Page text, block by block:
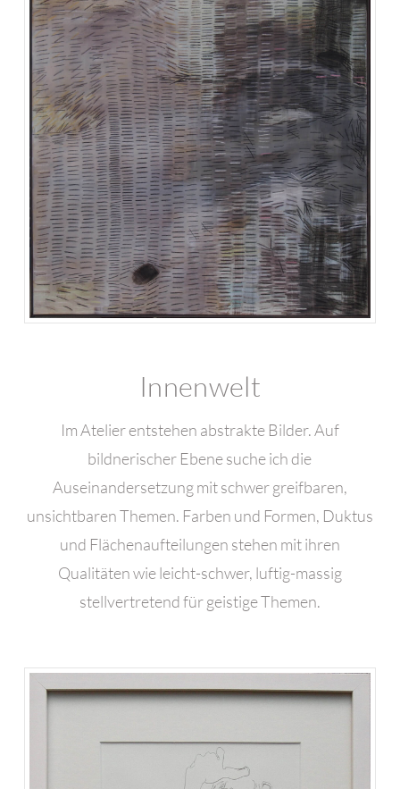
Innenwelt
Im Atelier entstehen abstrakte Bilder. Auf
bildnerischer Ebene suche ich die
Auseinandersetzung mit schwer greifbaren,
unsichtbaren Themen. Farben und Formen, Duktus
und Flächenaufteilungen stehen mit ihren
Qualitäten wie leicht-schwer, luftig-massig
stellvertretend für geistige Themen.